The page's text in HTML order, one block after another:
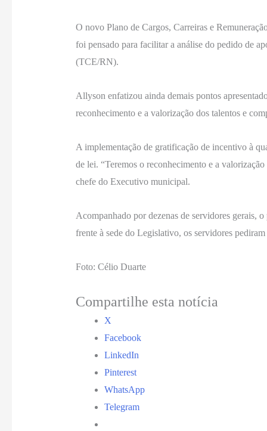
O novo Plano de Cargos, Carreiras e
foi pensado para facilitar a análise do pedido de
(TCE/RN).
Allyson enfatizou ainda demais pontos
reconhecimento e a valorização dos talentos e
A implementação de gratificação de incentivo à
de lei. “Teremos o reconhecimento e a
chefe do Executivo municipal.
Acompanhado por dezenas de servidores gerais,
frente à sede do Legislativo, os servidores
Foto: Célio Duarte
Compartilhe esta notícia
X
Facebook
LinkedIn
Pinterest
WhatsApp
Telegram